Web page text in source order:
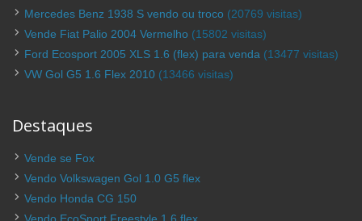
Mercedes Benz 1938 S vendo ou troco (20769 visitas)
Vende Fiat Palio 2004 Vermelho (15802 visitas)
Ford Ecosport 2005 XLS 1.6 (flex) para venda (13477 visitas)
VW Gol G5 1.6 Flex 2010 (13466 visitas)
Destaques
Vende se Fox
Vendo Volkswagen Gol 1.0 G5 flex
Vendo Honda CG 150